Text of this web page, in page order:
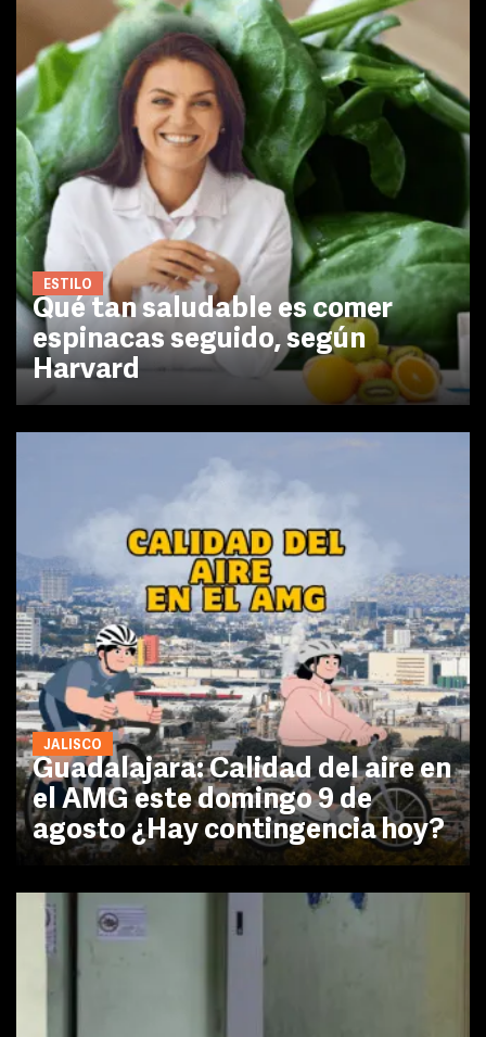
ESTILO
Qué tan saludable es comer
espinacas seguido, según
Harvard
JALISCO
Guadalajara: Calidad del aire en
el AMG este domingo 9 de
agosto ¿Hay contingencia hoy?